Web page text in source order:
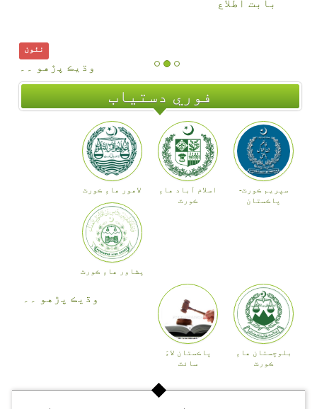
بابت اطلاع
وڌيڪ پڙهو ۔۔
فوري دستياب
سپريم ڪورٽ-
پاڪستان
اسلام آباد هاءِ
ڪورٽ
لاهور هاءِ ڪورٽ
پشاور هاءِ ڪورٽ
بلوچستان هاءِ
ڪورٽ
پاڪستان لاءَ
سائٽ
وڌيڪ پڙهو ۔۔